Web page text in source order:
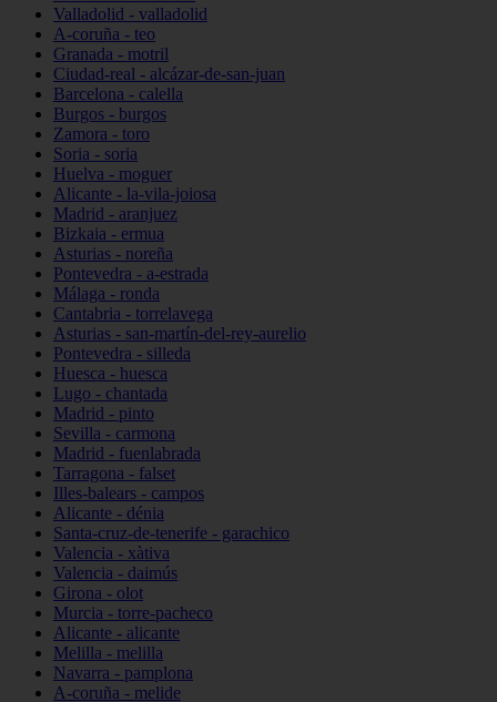
Valladolid - valladolid
A-coruña - teo
Granada - motril
Ciudad-real - alcázar-de-san-juan
Barcelona - calella
Burgos - burgos
Zamora - toro
Soria - soria
Huelva - moguer
Alicante - la-vila-joiosa
Madrid - aranjuez
Bizkaia - ermua
Asturias - noreña
Pontevedra - a-estrada
Málaga - ronda
Cantabria - torrelavega
Asturias - san-martín-del-rey-aurelio
Pontevedra - silleda
Huesca - huesca
Lugo - chantada
Madrid - pinto
Sevilla - carmona
Madrid - fuenlabrada
Tarragona - falset
Illes-balears - campos
Alicante - dénia
Santa-cruz-de-tenerife - garachico
Valencia - xàtiva
Valencia - daimús
Girona - olot
Murcia - torre-pacheco
Alicante - alicante
Melilla - melilla
Navarra - pamplona
A-coruña - melide